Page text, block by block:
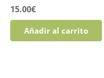
15.00€
Añadir al carrito